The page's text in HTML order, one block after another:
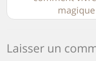
Laisser un